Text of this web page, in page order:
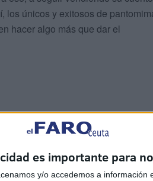
es importante para
y/o accedemos a información
los únicos y exitosos de
hacer algo más que dar el